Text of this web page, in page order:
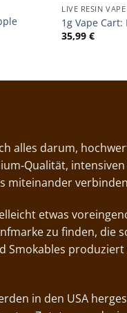
LIVE RESIN VAPE
1g Vape Cart:
35,99€
alles darum,
miteinander
etwas
zu finden, die
Smokables
in den USA